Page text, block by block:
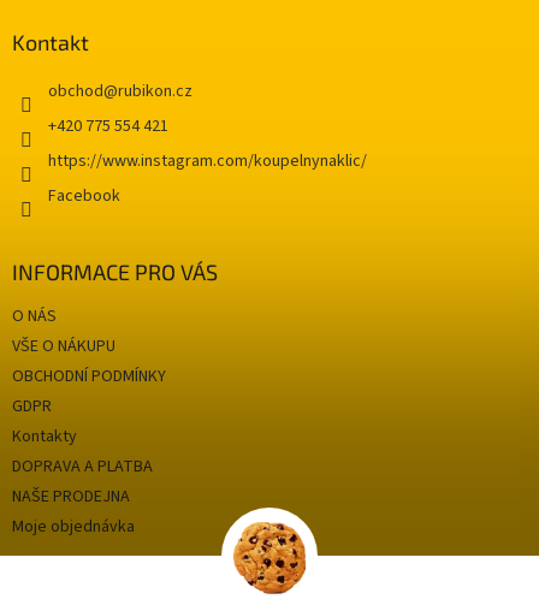
Kontakt
obchod@rubikon.cz
+420 775 554 421
Facebook
https://www.instagram.com/koupelnynaklic/
INFORMACE PRO VÁS
O NÁS
VŠE O NÁKUPU
OBCHODNÍ PODMÍNKY
GDPR
Kontakty
DOPRAVA A PLATBA
NAŠE PRODEJNA
Moje objednávka